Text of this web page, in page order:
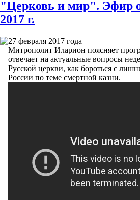
"Церковь и мир". Эфир
2017 г.
27 февраля 2017 года
Митрополит Иларион поясняет
отвечает на актуальные вопросы
Русской церкви, как бороться с
России по теме смертной казни.